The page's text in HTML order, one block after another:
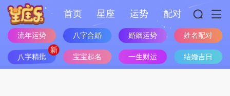
首页 星座 运势 配对
流年运势 八字合婚 婚姻运势 姓名配对
八字精批 宝宝起名 一生财运 结婚吉日